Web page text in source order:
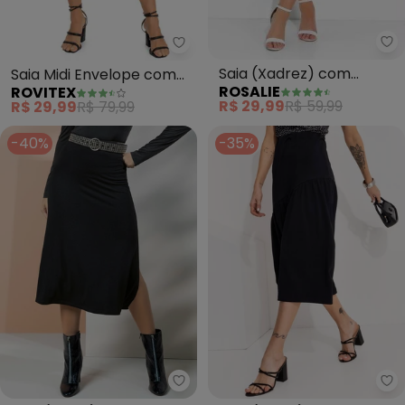
Rovitex - Saia Midi Envelope
Saia Midi Envelope com
Transpasse (Preto)
ROVITEX
R$ 29,99R$ 79,99
Saia (Xadrez) com
Babado
ROSALIE
R$ 29,99R$ 59,99
-40%
Quintess - Saia (Preta) em
-35%